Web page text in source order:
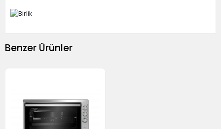
Benzer Ürünler